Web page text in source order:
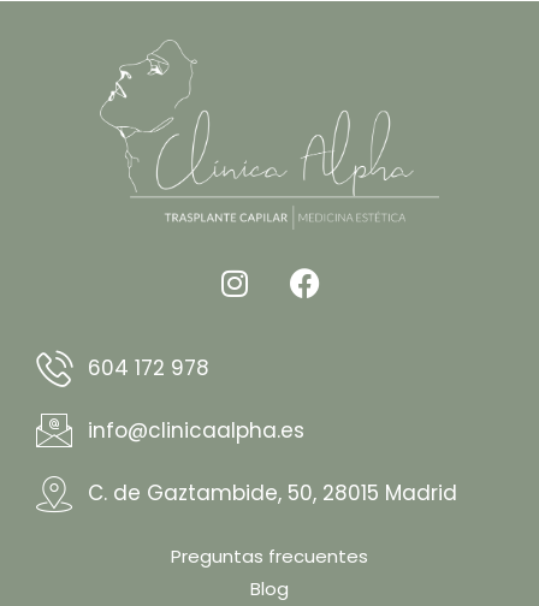
604 172 978
info@clinicaalpha.es
C. de Gaztambide, 50, 28015 Madrid
Preguntas frecuentes
Blog